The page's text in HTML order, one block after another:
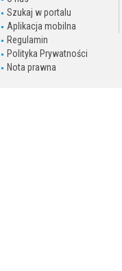
Szukaj w portalu
Aplikacja mobilna
Regulamin
Polityka Prywatności
Nota prawna